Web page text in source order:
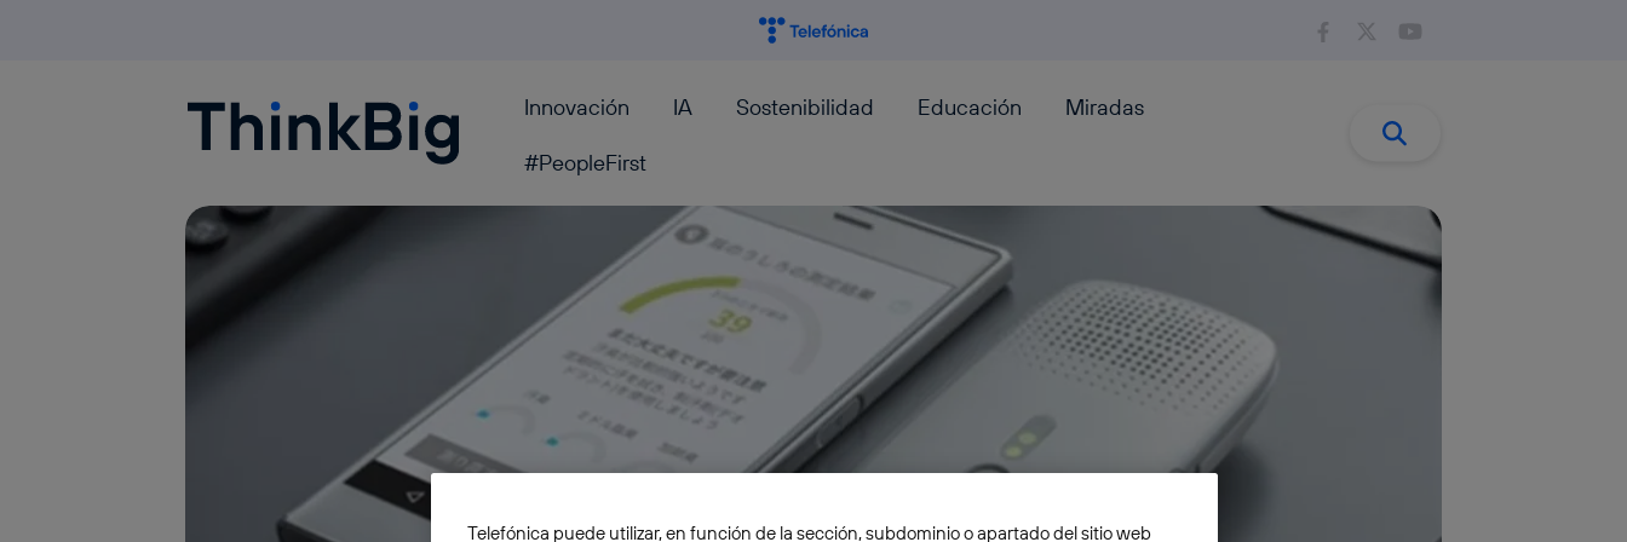
Blogthinkbig.com Innovación IA Sostenibilidad Educación
Miradas
#PeopleFirst
Buscar
Telefónica puede utilizar, en función de la sección, subdominio o apartado del sitio web